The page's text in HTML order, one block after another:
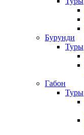
Бурунди
Туры
Габон
Туры